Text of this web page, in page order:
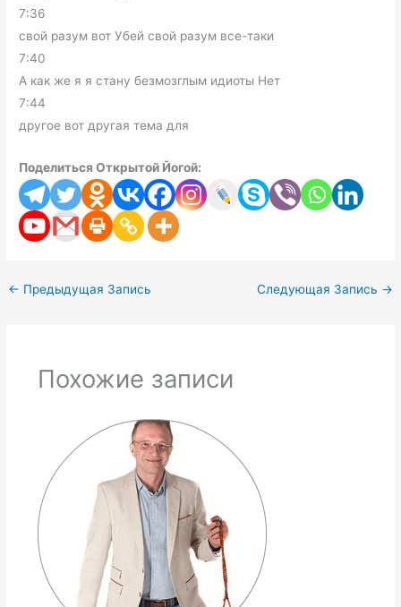
7:36
свой разум вот Убей свой разум все-таки
7:40
А как же я я стану безмозглым идиоты Нет
7:44
другое вот другая тема для
Поделиться Открытой Йогой:
← Предыдущая Запись Следующая Запись →
Похожие записи